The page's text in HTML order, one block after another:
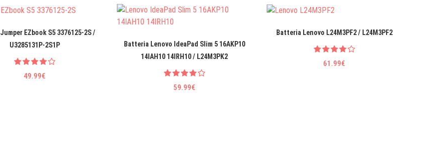
EZbook S5 3376125-2S /
U3285131P-2S1P
49.99€
Batteria Lenovo IdeaPad Slim 5 16AKP10
14IAH10 14IRH10 / L24M3PK2
59.99€
Batteria Lenovo L24M3PF2 / L24M3PF2
61.99€